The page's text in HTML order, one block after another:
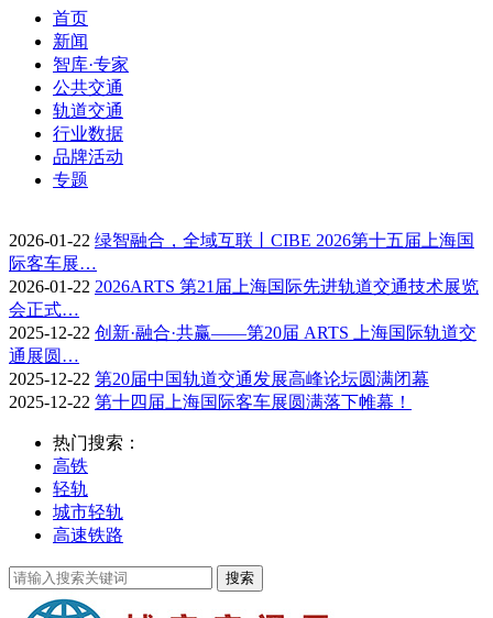
首页
新闻
智库·专家
公共交通
轨道交通
行业数据
品牌活动
专题
2026-01-22 绿智融合，全域互联丨CIBE 2026第十五届上海国
际客车展…
2026-01-22 2026ARTS 第21届上海国际先进轨道交通技术展览
会正式…
2025-12-22 创新·融合·共赢——第20届 ARTS 上海国际轨道交
通展圆…
2025-12-22 第20届中国轨道交通发展高峰论坛圆满闭幕
2025-12-22 第十四届上海国际客车展圆满落下帷幕！
热门搜索：
高铁
轻轨
城市轻轨
高速铁路